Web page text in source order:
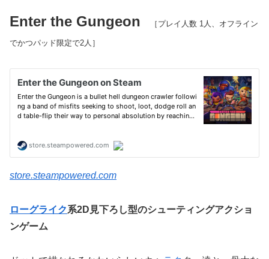
Enter the Gungeon ［プレイ人数 1人、オフライン
でかつパッド限定で2人］
store.steampowered.com
ローグライク系2D見下ろし型のシューティングアクショ
ンゲーム